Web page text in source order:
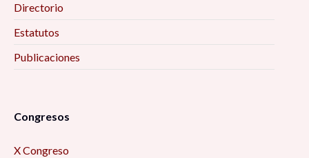
Directorio
Estatutos
Publicaciones
Congresos
X Congreso